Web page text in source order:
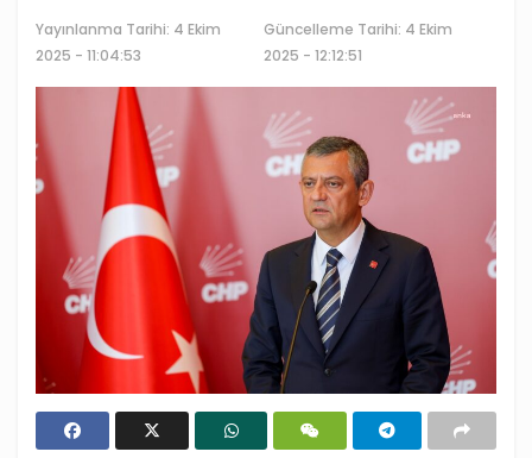
Yayınlanma Tarihi: 4 Ekim
2025 - 11:04:53
Güncelleme Tarihi: 4 Ekim
2025 - 12:12:51